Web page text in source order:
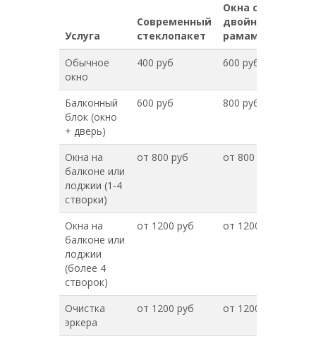
Услуга
Современный
стеклопакет
Окна с
двойными
рамами
Обычное
окно
400 руб 600 руб
Балконный
блок (окно
+ дверь)
600 руб 800 руб
Окна на
балконе или
лоджии (1-4
створки)
от 800 руб от 800 руб
Окна на
балконе или
лоджии
(более 4
створок)
от 1200 руб от 1200 руб
Очистка
эркера
от 1200 руб от 1200 руб